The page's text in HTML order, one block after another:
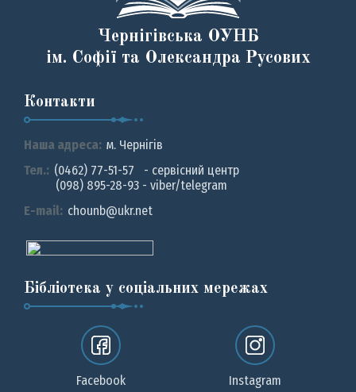
Чернігівська ОУНБ
ім. Софії та Олександра Русових
Контакти
Наша адреса: м. Чернiгiв
Тел.: (0462) 77-51-57 - сервісний центр
(098) 895-28-93 - viber/telegram
E-mail: chounb@ukr.net
Бібліотека у соціальних мережах
Facebook Instagram